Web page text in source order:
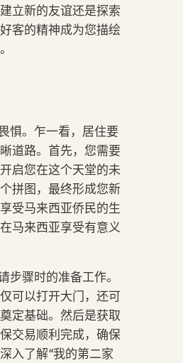
立新的友谊还是探索
客的精神成为您描绘
惧。乍一看，居住要
道路。首先，您需要
启您在这个天堂的未
拼图，最终形成您新
受马来西亚侨民的生
马来西亚享受有意义
步骤时的准备工作。
可以打开大门，还可
定基础。然后是获取
交易顺利完成，确保
入了解“我的第二家